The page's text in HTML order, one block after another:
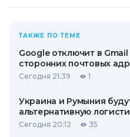
ТАКЖЕ ПО ТЕМЕ
Google отключит в
сторонних почтовых
Сегодня 21:39 1
Украина и Румыния
альтернативную
Сегодня 20:12 35